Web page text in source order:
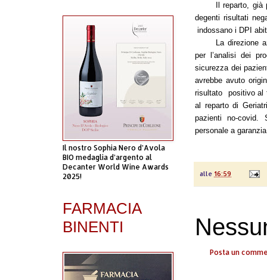
Il reparto,
degenti risultati
indossano i DPI
La direzione
per l ’analisi dei
sicurezza dei
avrebbe avuto
risultato positivo al
al reparto di
pazienti no-covid.
personale a
alle 16:59
Posta un
Il nostro Sophia Nero d’Avola
BIO medaglia d’argento al
Decanter World Wine Awards
2025!
FARMACIA
BINENTI